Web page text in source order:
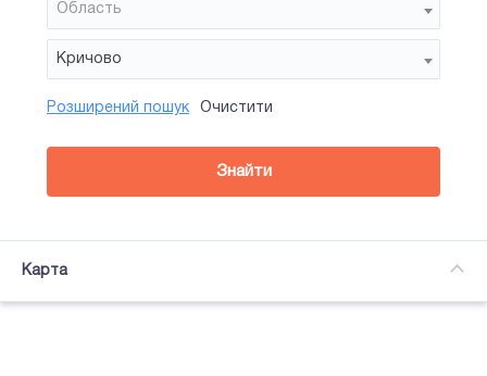
Область
Кричово
Район
Сторона
Усi
Підсвітка
Розширений пошук Очистити
Знайти
Карта